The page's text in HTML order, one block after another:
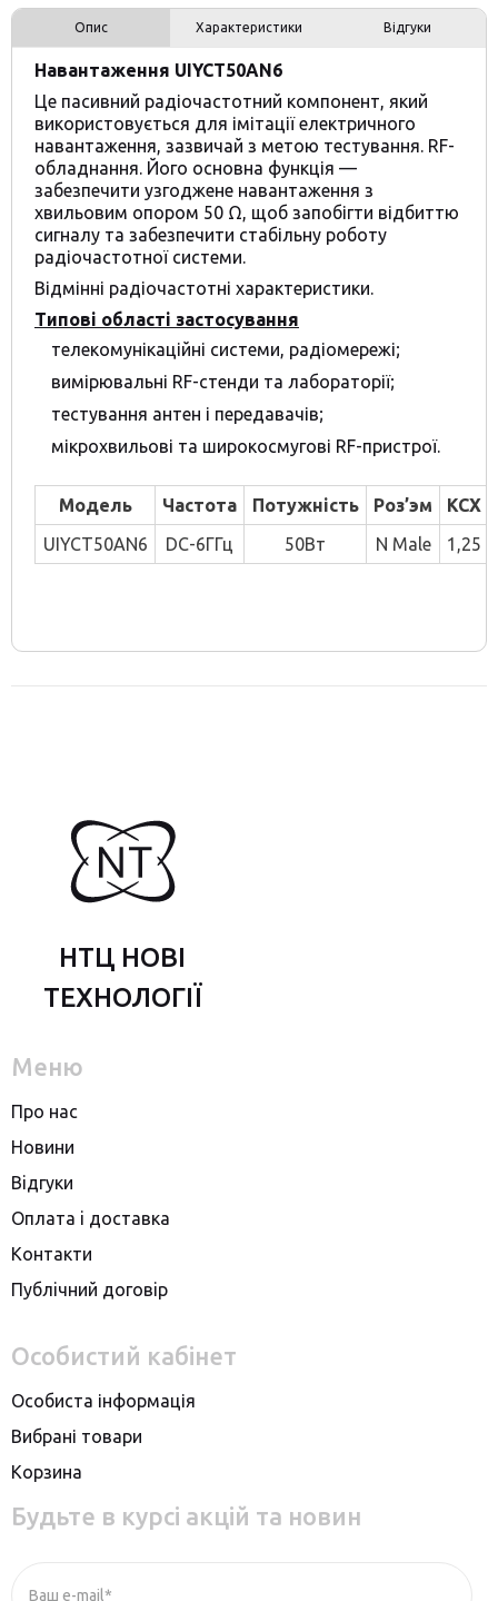
Опис Характеристики Відгуки
Навантаження UIYCT50AN6
Це пасивний радіочастотний компонент, який
використовується для імітації електричного
навантаження, зазвичай з метою тестування. RF-
обладнання. Його основна функція —
забезпечити узгоджене навантаження з
хвильовим опором 50 Ω, щоб запобігти відбиттю
сигналу та забезпечити стабільну роботу
радіочастотної системи.
Відмінні радіочастотні характеристики.
Типові області застосування
телекомунікаційні системи, радіомережі;
вимірювальні RF-стенди та лабораторії;
тестування антен і передавачів;
мікрохвильові та широкосмугові RF-пристрої.
Модель Частота Потужність Роз’эм КСХ
UIYCT50AN6
DC-6ГГц 50Вт N Male 1,25
НТЦ НОВІ
ТЕХНОЛОГІЇ
Меню
Про нас
Новини
Вiдгуки
Оплата i доставка
Контакти
Публiчний договiр
Особистий кабінет
Особиста інформація
Вибрані товари
Корзина
Будьте в курсі акцій та новин
Ваш e-mail*